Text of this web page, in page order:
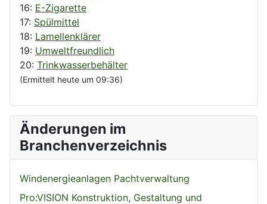
16: E-Zigarette
17: Spülmittel
18: Lamellenklärer
19: Umweltfreundlich
20: Trinkwasserbehälter
(Ermittelt heute um 09:36)
Änderungen im
Branchenverzeichnis
Windenergieanlagen Pachtverwaltung
Pro:VISION Konstruktion, Gestaltung und